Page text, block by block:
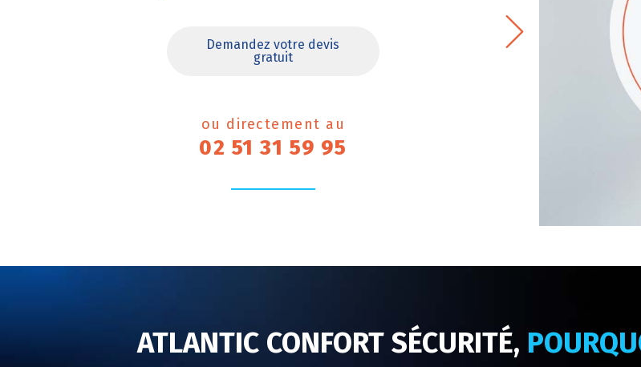
Demandez votre devis
gratuit
ou directement au
02 51 31 59 95
ATLANTIC CONFORT SÉCURITÉ,